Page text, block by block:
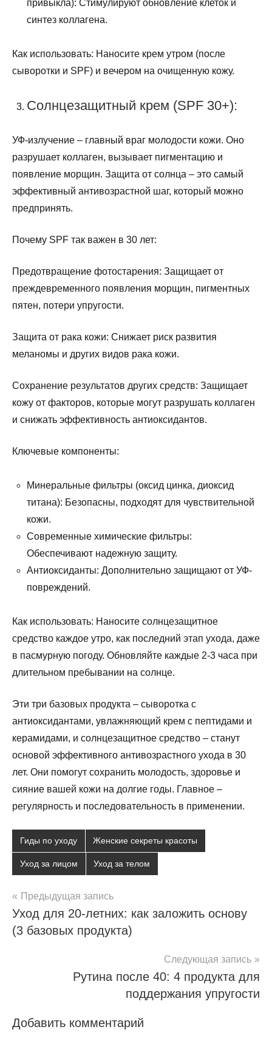
привыкла): Стимулируют обновление клеток и
синтез коллагена.
Как использовать: Наносите крем утром (после
сыворотки и SPF) и вечером на очищенную кожу.
Солнцезащитный крем (SPF 30+):
УФ-излучение – главный враг молодости кожи. Оно
разрушает коллаген, вызывает пигментацию и
появление морщин. Защита от солнца – это самый
эффективный антивозрастной шаг, который можно
предпринять.
Почему SPF так важен в 30 лет:
Предотвращение фотостарения: Защищает от
преждевременного появления морщин, пигментных
пятен, потери упругости.
Защита от рака кожи: Снижает риск развития
меланомы и других видов рака кожи.
Сохранение результатов других средств: Защищает
кожу от факторов, которые могут разрушать коллаген
и снижать эффективность антиоксидантов.
Ключевые компоненты:
Минеральные фильтры (оксид цинка, диоксид
титана): Безопасны, подходят для чувствительной
кожи.
Современные химические фильтры:
Обеспечивают надежную защиту.
Антиоксиданты: Дополнительно защищают от УФ-
повреждений.
Как использовать: Наносите солнцезащитное
средство каждое утро, как последний этап ухода, даже
в пасмурную погоду. Обновляйте каждые 2-3 часа при
длительном пребывании на солнце.
Эти три базовых продукта – сыворотка с
антиоксидантами, увлажняющий крем с пептидами и
керамидами, и солнцезащитное средство – станут
основой эффективного антивозрастного ухода в 30
лет. Они помогут сохранить молодость, здоровье и
сияние вашей кожи на долгие годы. Главное –
регулярность и последовательность в применении.
Гиды по уходу Женские секреты красоты
Уход за лицом Уход за телом
Навигация
по
записям
Предыдущая запись
Уход для 20-летних: как заложить основу
(3 базовых продукта)
Следующая запись
Рутина после 40: 4 продукта для
поддержания упругости
Добавить комментарий